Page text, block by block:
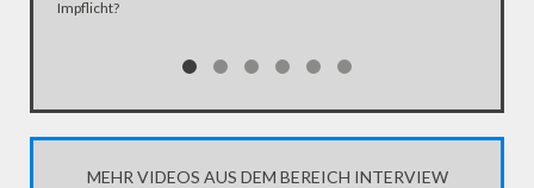
Impflicht?
MEHR VIDEOS AUS DEM BEREICH INTERVIEW